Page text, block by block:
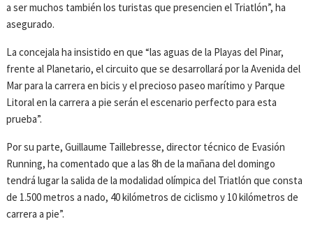
a ser muchos también los turistas que presencien el Triatlón”, ha
asegurado.
La concejala ha insistido en que “las aguas de la Playas del Pinar,
frente al Planetario, el circuito que se desarrollará por la Avenida del
Mar para la carrera en bicis y el precioso paseo marítimo y Parque
Litoral en la carrera a pie serán el escenario perfecto para esta
prueba”.
Por su parte, Guillaume Taillebresse, director técnico de Evasión
Running, ha comentado que a las 8h de la mañana del domingo
tendrá lugar la salida de la modalidad olímpica del Triatlón que consta
de 1.500 metros a nado, 40 kilómetros de ciclismo y 10 kilómetros de
carrera a pie”.